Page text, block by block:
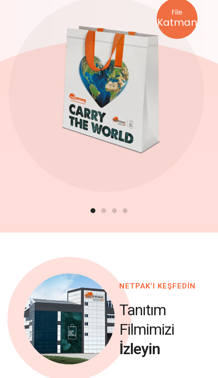
Katman
File
NETPAK’I KEŞFEDİN
Tanıtım
Filmimizi
İzleyin